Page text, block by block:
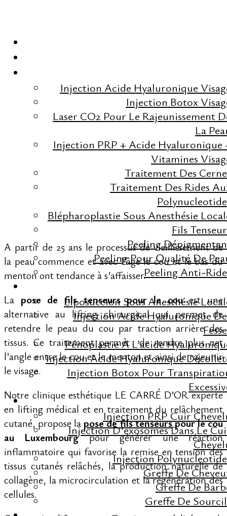
Injection Acide Hyaluronique
Injection Botox
Laser CO2 Pour Le Rajeunissement
La
Injection PRP + Acide Hyaluronique
Vitamines
Traitement Des
Traitement Des Rides
Blépharoplastie Sous Anesthésie
Fils
Peeling
Peeling Pour Qualité De
Peeling Anti-
Liposuccion Sous Anesthésie
Injection Acide Hyaluronique
Pénoplastie À L’acide
Injection Acide Hyaluronique
Injection Botox Pour
GREFFE DE
Injection PRP Cuir
Injection D’exosomes Dans Le
Injection
Greffe De
Greffe De
Greffe De
TENSEURS POUR
LE COU EN
CLINIQUE
ESTHÉTIQUE AU
LUXEMBOURG
A partir de 25 ans le processus de vieillissement de
la peau commence et avec l’âge le cou et le bas du
menton ont tendance à s’affaisser.
La pose de fils tenseurs pour le couest une
alternative au lifting chirurgical qui permet de
retendre le peau du cou par traction arrière des
tissus. Ce traitement permet de rendre plus net
l’angle entre le cou et le menton et ainsi de rajeunir
le visage.
Notre clinique esthétique LE CARRÉ D’OR experte
en lifting médical et en traitement du relâchement
cutané, propose la pose de fils tenseurspour le cou
au Luxembourgpour générer une réaction
inflammatoire qui favorise la remise en tension des
tissus cutanés relâchés, la production naturelle de
collagène, la microcirculation et la régénération des
cellules.